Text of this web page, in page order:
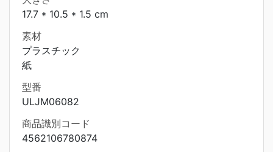
17.7 * 10.5 * 1.5 cm
素材
プラスチック
紙
型番
ULJM06082
商品識別コード
4562106780874